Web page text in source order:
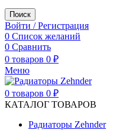
Поиск
Войти / Регистрация
0 Список желаний
0 Сравнить
0 товаров 0 ₽
Меню
0 товаров 0 ₽
КАТАЛОГ ТОВАРОВ
Радиаторы Zehnder